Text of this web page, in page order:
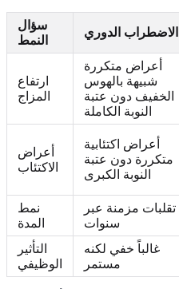
سؤال
النمط
الاضطراب الدوري
ارتفاع
المزاج
أعراض متكررة
شبيهة بالهوس
الخفيف دون عتبة
النوبة الكاملة
أعراض
الاكتئاب
أعراض اكتئابية
متكررة دون عتبة
النوبة الكبرى
نمط
المدة
تقلبات مزمنة عبر
سنوات
التأثير
الوظيفي
غالباً خفي لكنه
مستمر